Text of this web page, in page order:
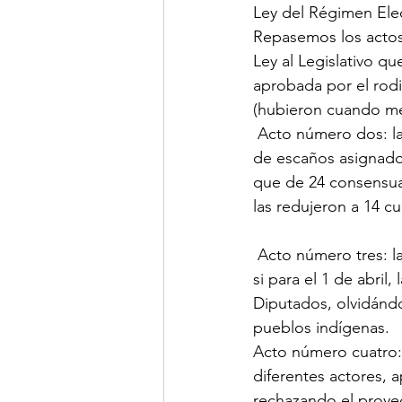
Ley del Régimen
Repasemos los
Ley al Legislativo
aprobada por el
(hubieron cuando
de escaños
que de 24
las redujeron a 14
Acto número tres:
si para el 1 de
Diputados,
pueblos indígenas.
Acto número
diferentes actores,